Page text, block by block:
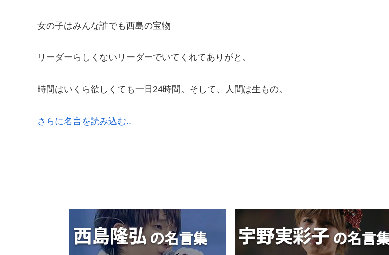
女の子はみんな誰でも西島の宝物
リーダーらしくないリーダーでいてくれてありがと。
時間はいくら欲しくても一日24時間。そして、人間は生もの。
さらに名言を読み込む..